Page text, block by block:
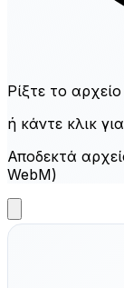
Ρίξτε το
ή κάντε κλικ
Αποδεκτά
WebM)